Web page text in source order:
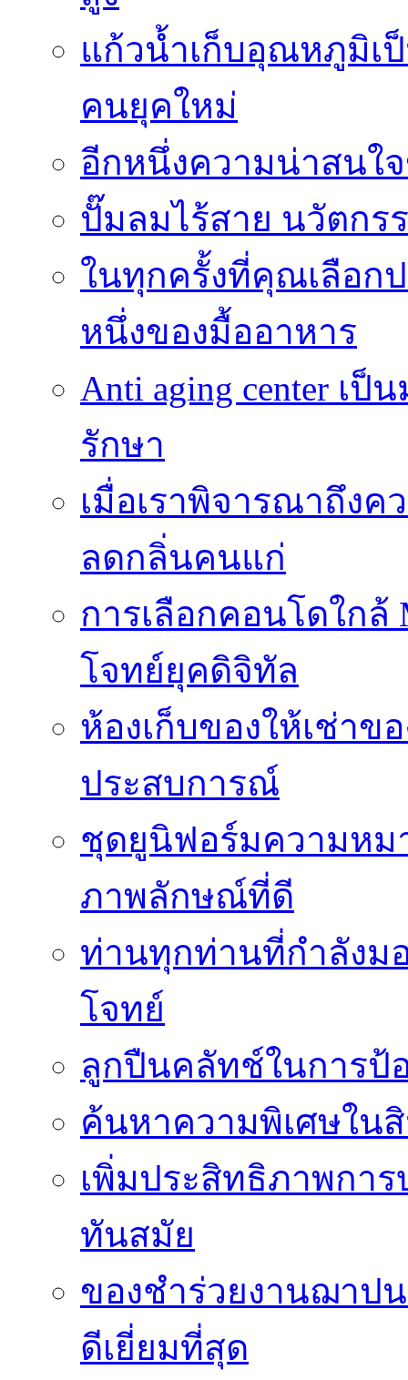
แก้วน้ำเก็บอุณหภูมิเ
คนยุคใหม่
อีกหนึ่งความน่าสนใ
ปั๊มลมไร้สาย นวัตก
ในทุกครั้งที่คุณเลือก
หนึ่งของมื้ออาหาร
Anti aging center เ
รักษา
เมื่อเราพิจารณาถึง
ลดกลิ่นคนแก่
การเลือกคอนโดใก
โจทย์ยุคดิจิทัล
ห้องเก็บของให้เช่าข
ประสบการณ์
ชุดยูนิฟอร์มความหม
ภาพลักษณ์ที่ดี
ท่านทุกท่านที่กำลังม
โจทย์
ลูกปืนคลัทช์ในการป้
ค้นหาความพิเศษใน
เพิ่มประสิทธิภาพกา
ทันสมัย
ของชำร่วยงานฌาป
ดีเยี่ยมที่สุด